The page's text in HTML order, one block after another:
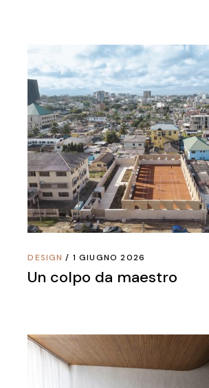
DESIGN 1 GIUGNO 2026
Un colpo da maestro